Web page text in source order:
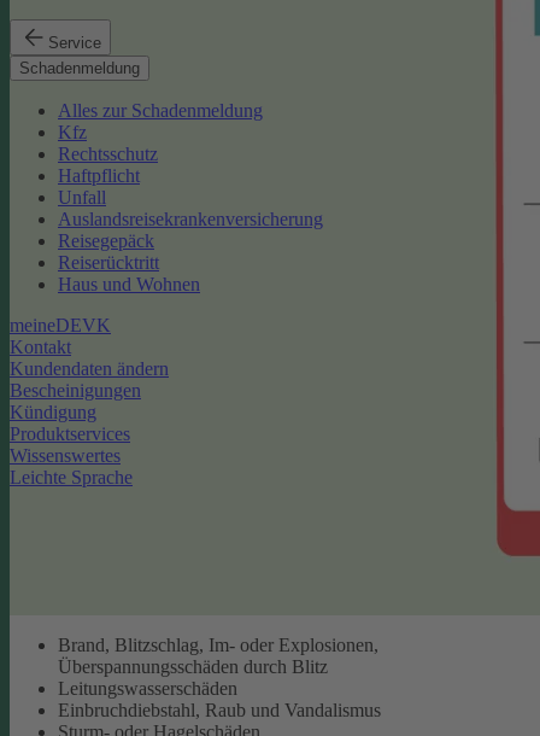
Service
Schadenmeldung
Alles zur Schadenmeldung
Kfz
Rechtsschutz
Haftpflicht
Unfall
Auslandsreisekrankenversicherung
Reisegepäck
Reiserücktritt
Haus und Wohnen
meineDEVK
Kontakt
Kundendaten ändern
Bescheinigungen
Kündigung
Produktservices
Wissenswertes
Leichte Sprache
Brand, Blitzschlag, Im- oder Explosionen,
Überspannungsschäden durch Blitz
Leitungswasserschäden
Einbruchdiebstahl, Raub und Vandalismus
Sturm- oder Hagelschäden